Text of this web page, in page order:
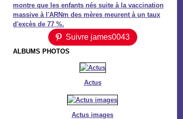
montre que les enfants nés suite à la vaccination
massive à l'ARNm des mères meurent à un taux
d'excès de 77 %.
Suivre james0043
ALBUMS PHOTOS
Actus
Actus images